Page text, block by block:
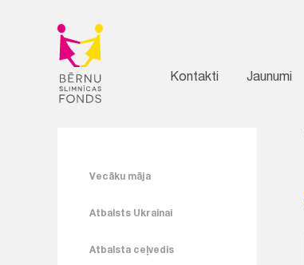
Kontakti Jaunumi
Vecāku māja
Atbalsts Ukrainai
Atbalsta ceļvedis